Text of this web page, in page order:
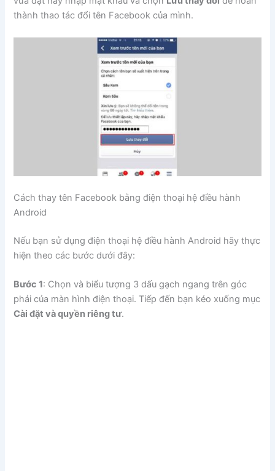
thành thao tác đổi tên Facebook của mình.
Cách thay tên Facebook bằng điện thoại hệ điều hành
Android
Nếu bạn sử dụng điện thoại hệ điều hành Android hãy thực
hiện theo các bước dưới đây:
Bước 1: Chọn và biểu tượng 3 dấu gạch ngang trên góc
phải của màn hình điện thoại. Tiếp đến bạn kéo xuống mục
Cài đặt và quyền riêng tư.